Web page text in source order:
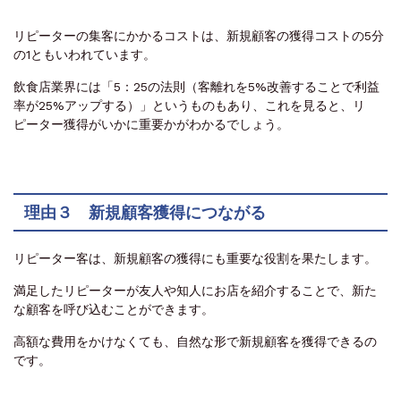
リピーターの集客にかかるコストは、新規顧客の獲得コストの5分
の1ともいわれています。
飲食店業界には「5：25の法則（客離れを5%改善することで利益
率が25%アップする）」というものもあり、これを見ると、リ
ピーター獲得がいかに重要かがわかるでしょう。
理由３ 新規顧客獲得につながる
リピーター客は、新規顧客の獲得にも重要な役割を果たします。
満足したリピーターが友人や知人にお店を紹介することで、新た
な顧客を呼び込むことができます。
高額な費用をかけなくても、自然な形で新規顧客を獲得できるの
です。